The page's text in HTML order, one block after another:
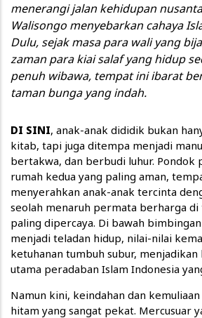
menerangi jalan kehidupan
Walisongo menyebarkan cahaya
Dulu, sejak masa para wali yang
zaman para kiai salaf yang hidup
penuh wibawa, tempat ini ibarat
taman bunga yang indah.
DI SINI, anak-anak dididik bukan
kitab, tapi juga ditempa menjadi
bertakwa, dan berbudi luhur. Pondok
rumah kedua yang paling aman,
menyerahkan anak-anak tercinta
seolah menaruh permata berharga di
paling dipercaya. Di bawah
menjadi teladan hidup, nilai-nilai
ketuhanan tumbuh subur,
utama peradaban Islam Indonesia
Namun kini, keindahan dan
hitam yang sangat pekat. Mercusuar